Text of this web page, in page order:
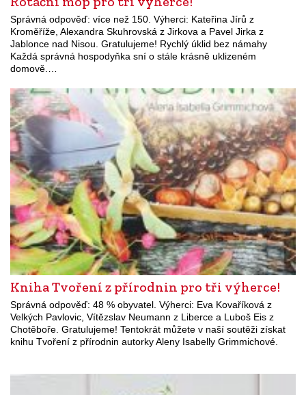
Správná odpověď: více než 150. Výherci: Kateřina Jírů z
Kroměříže, Alexandra Skuhrovská z Jirkova a Pavel Jirka z
Jablonce nad Nisou. Gratulujeme! Rychlý úklid bez námahy
Každá správná hospodyňka sní o stále krásně uklizeném
domově.…
Kniha Tvoření z přírodnin pro tři výherce!
Správná odpověď: 48 % obyvatel. Výherci: Eva Kovaříková z
Velkých Pavlovic, Vítězslav Neumann z Liberce a Luboš Eis z
Chotěboře. Gratulujeme! Tentokrát můžete v naší soutěži získat
knihu Tvoření z přírodnin autorky Aleny Isabelly Grimmichové.